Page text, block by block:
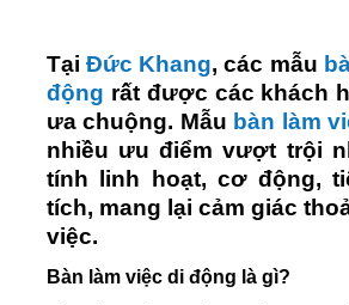
TạiĐức Khang, các mẫu
động rất được các khách
ưa chuộng. Mẫu bàn làm
nhiều ưu điểm vượt trội
tính linh hoạt, cơ động,
tích, mang lại cảm giác
việc.
Bàn làm việc di động là gì?